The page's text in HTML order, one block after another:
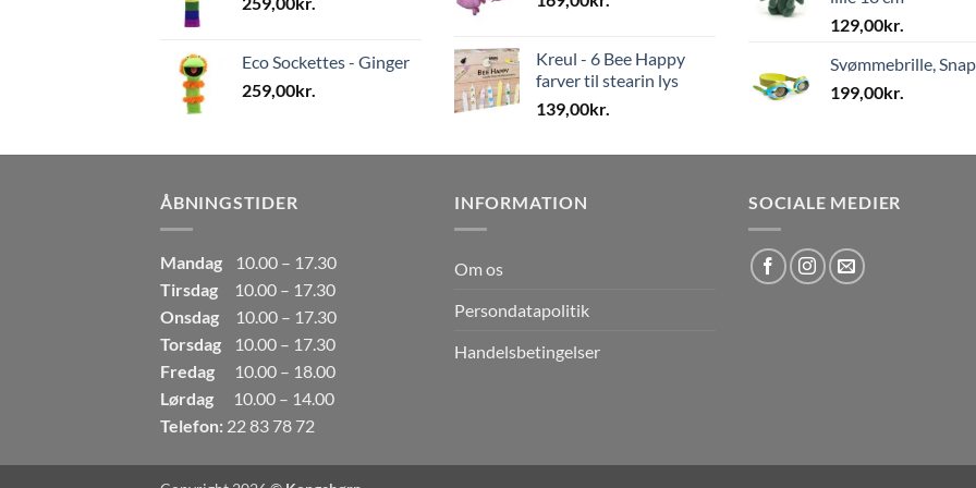
Eco Sockettes - Ginger
259,00kr.
Kreul - 6 Bee Happy
farver til stearin lys
139,00kr.
129,00kr.
Svømmebrille,
199,00kr.
ÅBNINGSTIDER
Mandag
10.00 – 17.30
Tirsdag
10.00 – 17.30
Onsdag
10.00 – 17.30
Torsdag
10.00 – 17.30
Fredag
10.00 – 18.00
Lørdag
10.00 – 14.00
Telefon: 22 83 78 72
INFORMATION
Om os
Persondatapolitik
Handelsbetingelser
SOCIALE MEDIER